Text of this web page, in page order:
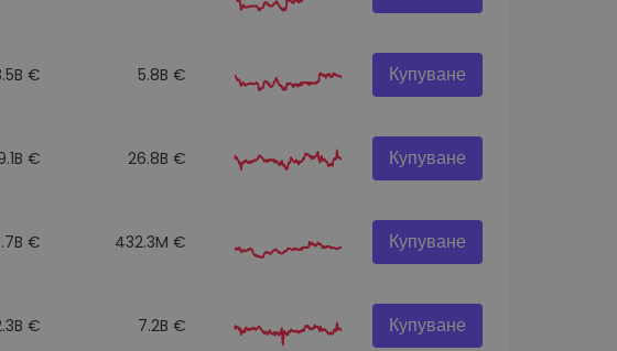
€ 5.8B € Купуване
€ 26.8B € Купуване
€ 432.3M € Купуване
€ 7.2B € Купуване